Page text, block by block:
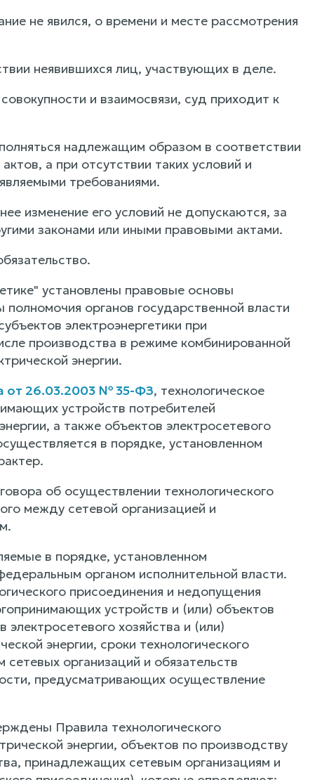
не явился, о времени и месте рассмотрения
неявившихся лиц, участвующих в деле.
и взаимосвязи, суд приходит к
надлежащим образом в соответствии
а при отсутствии таких условий и
требованиями.
изменение его условий не допускаются, за
законами или иными правовыми актами.
установлены правовые основы
органов государственной власти
электроэнергетики при
производства в режиме комбинированной
энергии.
от 26.03.2003 № 35-ФЗ, технологическое
устройств потребителей
а также объектов электросетевого
в порядке, установленном
об осуществлении технологического
между сетевой организацией и
в порядке, установленном
органом исполнительной власти.
присоединения и недопущения
устройств и (или) объектов
хозяйства и (или)
энергии, сроки технологического
организаций и обязательств
предусматривающих осуществление
Правила технологического
энергии, объектов по производству
принадлежащих сетевым организациям и